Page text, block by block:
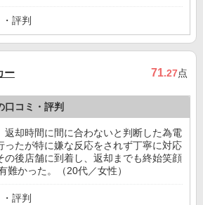
評判
ー 71.27点
口コミ・評判
返却時間に間に合わないと判断した為電
ったが特に嫌な反応をされず丁寧に対応
の後店舗に到着し、返却までも終始笑顔
難かった。（20代／女性）
評判